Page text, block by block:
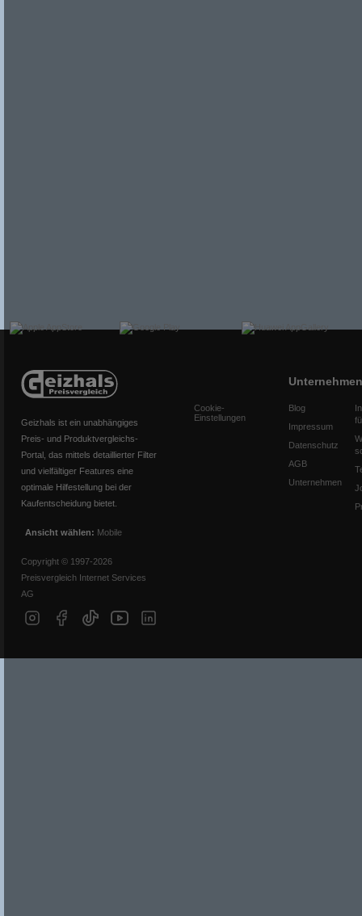
Geizhals ist ein unabhängiges
Preis- und Produktvergleichs-
Portal, das mittels detaillierter Filter
und vielfältiger Features eine
optimale Hilfestellung bei der
Kaufentscheidung bietet.
Ansicht wählen: Mobile
Copyright © 1997-2026
Preisvergleich Internet Services
AG
Cookie-
Einstellungen
Unternehmen
Blog
Impressum
Datenschutz
AGB
Unternehmen